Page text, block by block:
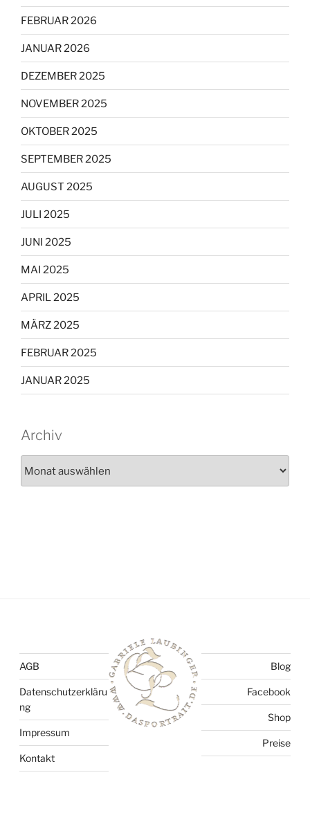
FEBRUAR 2026
JANUAR 2026
DEZEMBER 2025
NOVEMBER 2025
OKTOBER 2025
SEPTEMBER 2025
AUGUST 2025
JULI 2025
JUNI 2025
MAI 2025
APRIL 2025
MÄRZ 2025
FEBRUAR 2025
JANUAR 2025
Archiv
AGB
Datenschutzerkläru
ng
Impressum
Kontakt
Blog
Facebook
Shop
Preise